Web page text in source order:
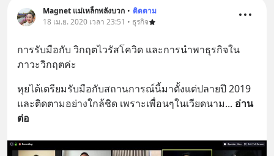
Magnet แม่เหล็กพลังบวก • ติดตาม
18 เม.ย. 2020 เวลา 23:51 • ธุรกิจ
การรับมือกับ วิกฤตไวรัสโควิด และการนำพาธุรกิจใน
ภาวะวิกฤตค่ะ
หุยได้เตรียมรับมือกับสถานการณ์นี้มาตั้งแต่ปลายปี 2019
และติดตามอย่างใกล้ชิด เพราะเพื่อนๆในเวียดนาม... อ่าน
ต่อ